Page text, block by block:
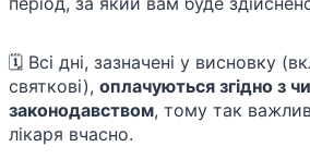
🗓️ Всі дні, зазначені у висновку
святкові), оплачуються згідно з
законодавством, тому так
лікаря вчасно.